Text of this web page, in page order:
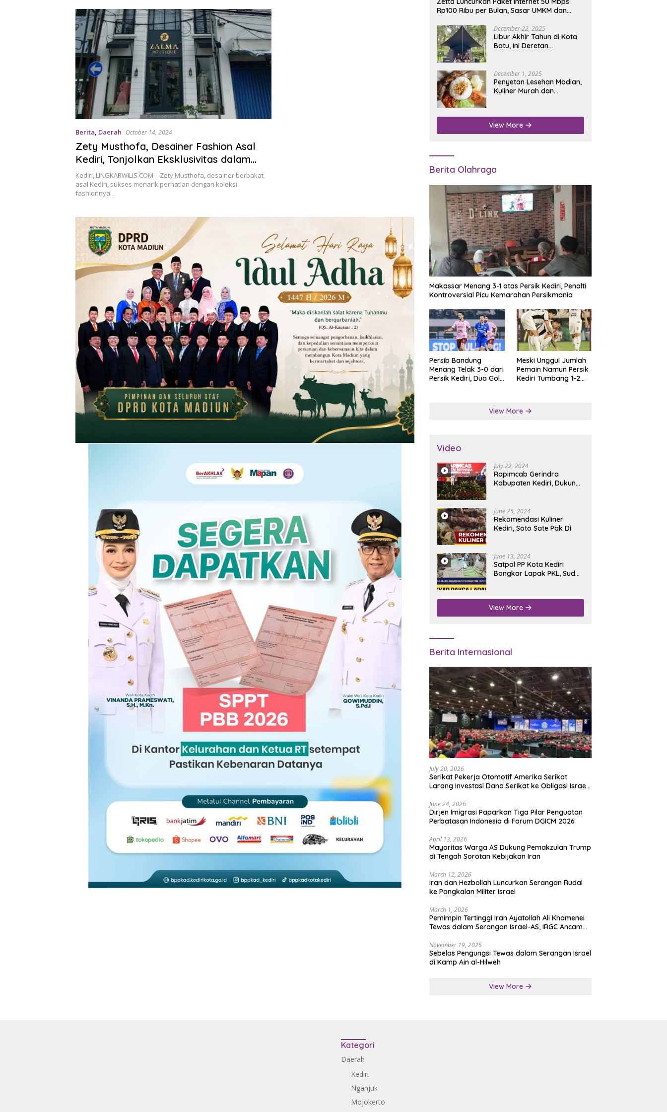
Berita, Daerah October 14, 2024
Zety Musthofa, Desainer Fashion Asal
Kediri, Tonjolkan Eksklusivitas dalam
Sentuhan Desain di Zalma Boutique
Kediri, LINGKARWILIS.COM – Zety Musthofa, desainer berbakat
asal Kediri, sukses menarik perhatian dengan koleksi
fashionnya…
Rp100 Ribu per Bulan, Sasar UMKM dan
December 22, 2025
Libur Akhir Tahun di Kota
Batu, Ini Deretan
December 1, 2025
Penyetan Lesehan Modian,
Kuliner Murah dan
Nganjuk
View More
Berita Olahraga
Makassar Menang 3-1 atas Persik Kediri, Penalti
Kontroversial Picu Kemarahan Persikmania
Persib Bandung
Menang Telak 3-0 dari
Persik Kediri, Dua Gol
Meski Unggul Jumlah
Pemain Namun Persik
Kediri Tumbang 1-2
View More
Video
July 22, 2024
Rapimcab Gerindra
Kabupaten Kediri, Dukung
June 25, 2024
Rekomendasi Kuliner
Kediri, Soto Sate Pak Di
June 13, 2024
Satpol PP Kota Kediri
Bongkar Lapak PKL, Sudah
View More
Berita Internasional
July 20, 2026
Serikat Pekerja Otomotif Amerika Serikat
Larang Investasi Dana Serikat ke Obligasi Israel,
June 24, 2026
Dirjen Imigrasi Paparkan Tiga Pilar Penguatan
Perbatasan Indonesia di Forum DGICM 2026
April 13, 2026
Mayoritas Warga AS Dukung Pemakzulan Trump
di Tengah Sorotan Kebijakan Iran
March 12, 2026
Iran dan Hezbollah Luncurkan Serangan Rudal
ke Pangkalan Militer Israel
March 1, 2026
Pemimpin Tertinggi Iran Ayatollah Ali Khamenei
Tewas dalam Serangan Israel-AS, IRGC Ancam
November 19, 2025
Sebelas Pengungsi Tewas dalam Serangan Israel
di Kamp Ain al-Hilweh
View More
Kategori
Daerah
Kediri
Nganjuk
Mojokerto